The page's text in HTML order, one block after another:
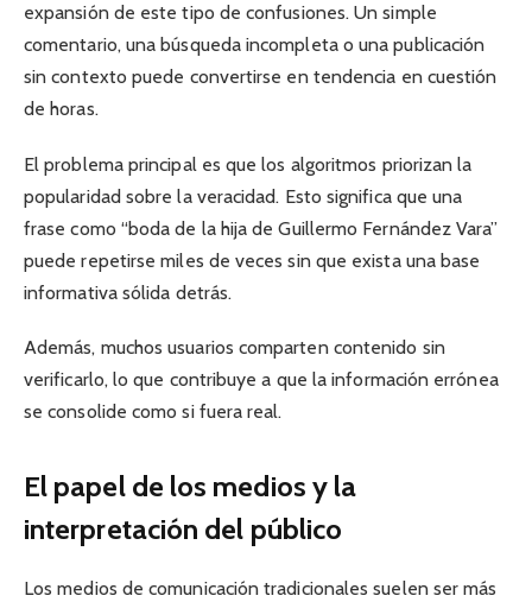
expansión de este tipo de confusiones. Un simple
comentario, una búsqueda incompleta o una publicación
sin contexto puede convertirse en tendencia en cuestión
de horas.
El problema principal es que los algoritmos priorizan la
popularidad sobre la veracidad. Esto significa que una
frase como “boda de la hija de Guillermo Fernández Vara”
puede repetirse miles de veces sin que exista una base
informativa sólida detrás.
Además, muchos usuarios comparten contenido sin
verificarlo, lo que contribuye a que la información errónea
se consolide como si fuera real.
El papel de los medios y la
interpretación del público
Los medios de comunicación tradicionales suelen ser más